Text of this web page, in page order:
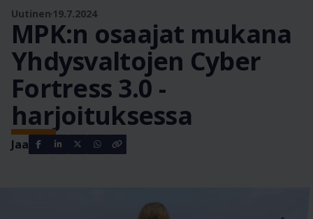
Uutinen 19.7.2024
MPK:n osaajat mukana
Yhdysvaltojen Cyber
Fortress 3.0 -
harjoituksessa
Jaa